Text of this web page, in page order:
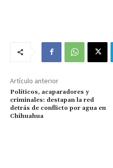
Artículo anterior
Políticos, acaparadores y
criminales: destapan la red
detrás de conflicto por agua en
Chihuahua